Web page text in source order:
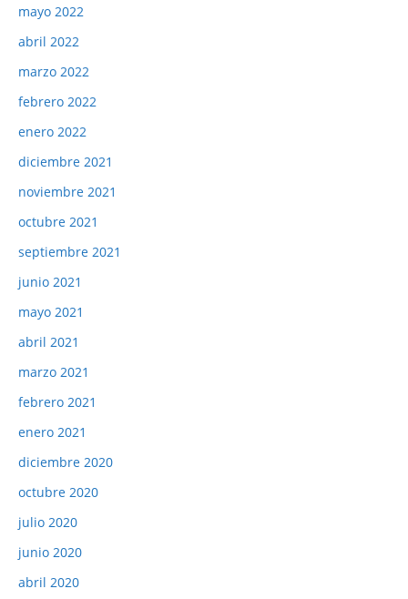
mayo 2022
abril 2022
marzo 2022
febrero 2022
enero 2022
diciembre 2021
noviembre 2021
octubre 2021
septiembre 2021
junio 2021
mayo 2021
abril 2021
marzo 2021
febrero 2021
enero 2021
diciembre 2020
octubre 2020
julio 2020
junio 2020
abril 2020